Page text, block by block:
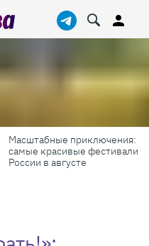
Масштабные приключения:
самые красивые фестивали
России в августе